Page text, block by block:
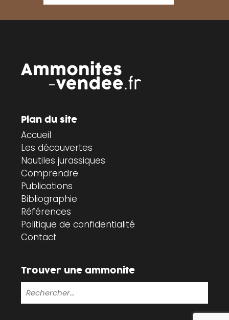
Plan du site
Accueil
Les découvertes
Nautiles jurassiques
Comprendre
Publications
Bibliographie
Références
Politique de confidentialité
Contact
Trouver une ammonite